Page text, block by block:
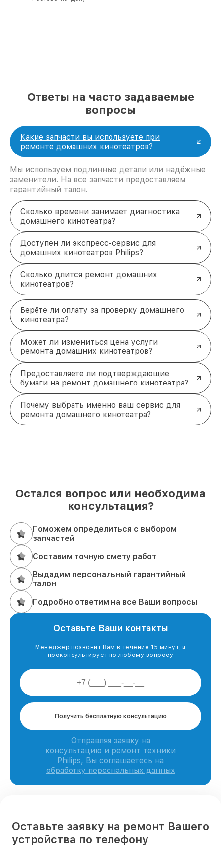
полной сохранности и бесплатно.
Ответы на часто задаваемые
вопросы
Какие запчасти вы используете при
ремонте домашних кинотеатров?
Мы используем подлинные детали или надёжные
заменители. На все запчасти предоставляем
гарантийный талон.
Сколько времени занимает диагностика
домашнего кинотеатра?
Доступен ли экспресс-сервис для
домашних кинотеатров Philips?
Сколько длится ремонт домашних
кинотеатров?
Берёте ли оплату за проверку домашнего
кинотеатра?
Может ли измениться цена услуги
ремонта домашних кинотеатров?
Предоставляете ли подтверждающие
бумаги на ремонт домашнего кинотеатра?
Почему выбрать именно ваш сервис для
ремонта домашнего кинотеатра?
Остался вопрос или необходима
консультация?
Поможем определиться с выбором
запчастей
Составим точную смету работ
Выдадим персональный гарантийный
талон
Подробно ответим на все Ваши вопросы
Оставьте Ваши контакты
Менеджер позвонит Вам в течение 15 минут, и
проконсультирует по любому вопросу
Получить бесплатную консультацию
Отправляя заявку на
консультацию и ремонт техники
Philips, Вы соглашаетесь на
обработку персональных данных
Оставьте заявку на ремонт Вашего
устройства по телефону